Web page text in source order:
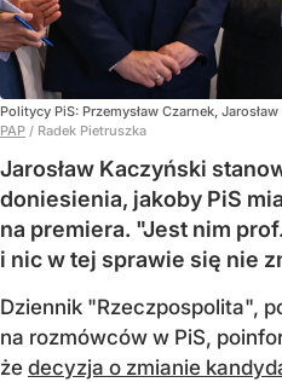
Politycy PiS: Przemysław Czarnek,
PAP / Radek Pietruszka
Jarosław Kaczyński
doniesienia, jakoby PiS
na premiera. "Jest nim
i nic w tej sprawie się nie
Dziennik "Rzeczpospolita",
na rozmówców w PiS,
że decyzja o zmianie